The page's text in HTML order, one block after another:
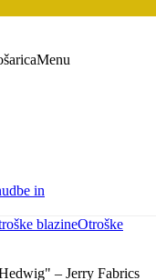
Menu
in
blazineOtroške